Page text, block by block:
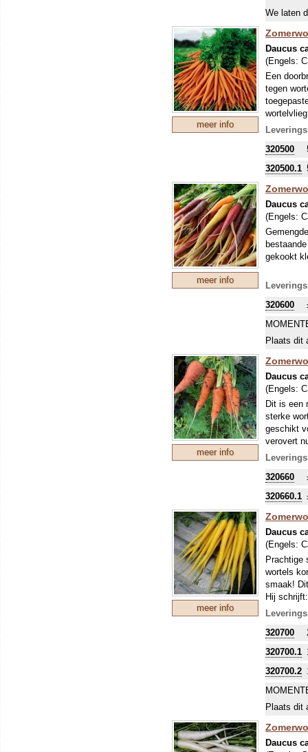
Het
laat te
We laten
meer info
Daucus
(Engels:
Een
tegen
de vlieg
Het is zo
De
Zet altijd
ras zitten.
vindt de
We
Flyaway/
vatbare
extreme
Flyaway/
320500
320500.1
meer info
Daucus
(Engels:
gekookt
320600
Plaats dit
meer info
Daucus
(Engels:
Dit is een
sterke
geschikt
verovert
320660
320660.1
meer info
Daucus
(Engels:
Prachtige
wortels
smaak!
Hij
het
Waar die
Zweden
de gerst
vroeg
en mens.
320700
320700.1
320700.2
Plaats dit
Daucus